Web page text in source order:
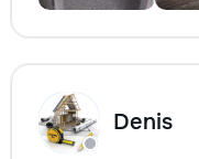
Denis